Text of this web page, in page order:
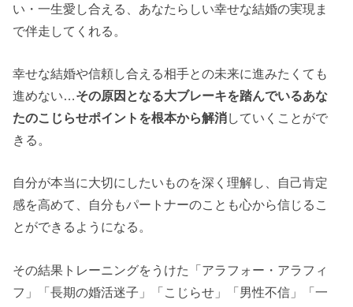
い・一生愛し合える、あなたらしい幸せな結婚の実現ま
で伴走してくれる。
幸せな結婚や信頼し合える相手との未来に進みたくても
進めない…その原因となる大ブレーキを踏んでいるあな
たのこじらせポイントを根本から解消していくことがで
きる。
自分が本当に大切にしたいものを深く理解し、自己肯定
感を高めて、自分もパートナーのことも心から信じるこ
とができるようになる。
その結果トレーニングをうけた「アラフォー・アラフィ
フ」「長期の婚活迷子」「こじらせ」「男性不信」「一